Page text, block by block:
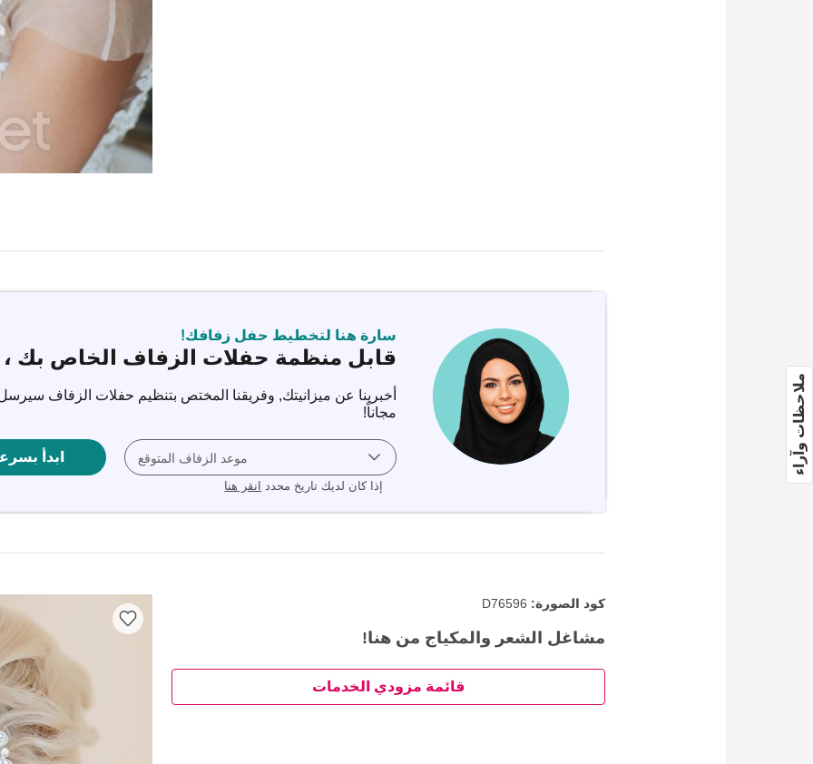
سارة هنا لتخطيط حفل زفافك!
قابل منظمة حفلات الزفاف الخاص بك
أخبرينا عن ميزانيتك, وفريقنا المختص بتنظيم حفلات الزفاف
مجاناً‎!
موعد الزفاف المتوقع
إذا كان لديك تاريخ محدد انقر هنا
ابدأ
كود الصورة:
مشاغل الشعر والمكياج من هنا!
قائمة مزودي الخدمات
ملاحظات وآراء